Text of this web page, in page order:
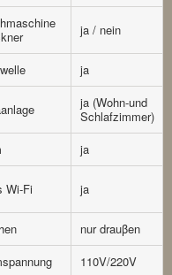
ja / nein
ja
ja (Wohn-und
Schlafzimmer)
ja
Wi-Fi ja
nur drauβen
110V/220V